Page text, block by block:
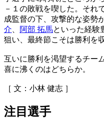
－１の敗戦を喫した。それ
成監督の下、攻撃的な姿勢
介
阿部 拓馬といった経験
狙い、最終節こそは勝利を
互いに勝利を渇望するチー
喜に沸くのはどちらか。
［ 文：小林 健志 ］
注目選手